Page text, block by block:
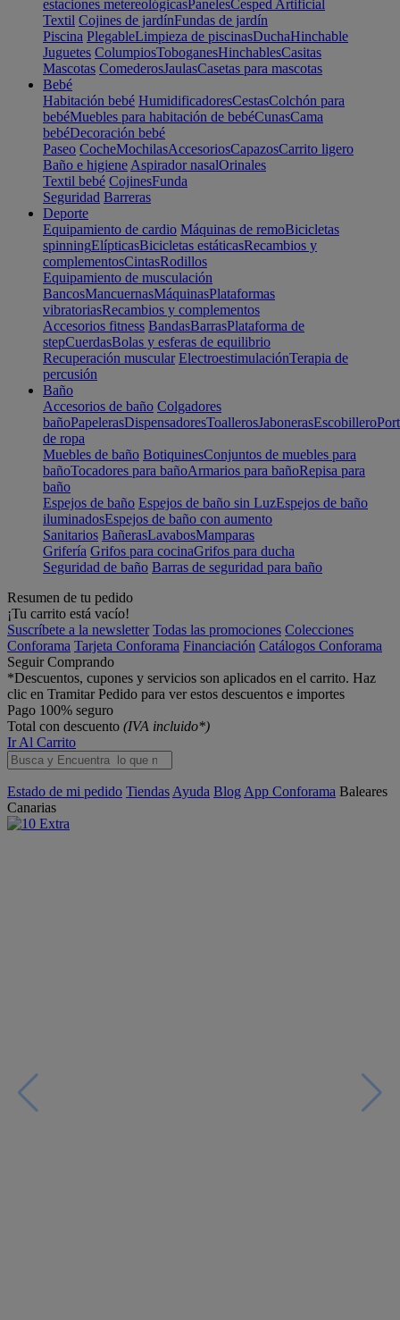
estaciones metereológicasPanelesCesped Artificial
Textil Cojines de jardínFundas de jardín
Piscina PlegableLimpieza de piscinasDuchaHinchable
Juguetes ColumpiosToboganesHinchablesCasitas
Mascotas ComederosJaulasCasetas para mascotas
Bebé
Habitación bebé HumidificadoresCestasColchón para
bebéMuebles para habitación de bebéCunasCama
bebéDecoración bebé
Paseo CocheMochilasAccesoriosCapazosCarrito ligero
Baño e higiene Aspirador nasalOrinales
Textil bebé CojinesFunda
Seguridad Barreras
Deporte
Equipamiento de cardio Máquinas de remoBicicletas
spinningElípticasBicicletas estáticasRecambios y
complementosCintasRodillos
Equipamiento de musculación
BancosMancuernasMáquinasPlataformas
vibratoriasRecambios y complementos
Accesorios fitness BandasBarrasPlataforma de
stepCuerdasBolas y esferas de equilibrio
Recuperación muscular ElectroestimulaciónTerapia de
percusión
Baño
Accesorios de baño Colgadores
bañoPapelerasDispensadoresToallerosJabonerasEscobillero
de ropa
Muebles de baño BotiquinesConjuntos de muebles para
bañoTocadores para bañoArmarios para bañoRepisa para
baño
Espejos de baño Espejos de baño sin LuzEspejos de baño
iluminadosEspejos de baño con aumento
Sanitarios BañerasLavabosMamparas
Grifería Grifos para cocinaGrifos para ducha
Seguridad de baño Barras de seguridad para baño
Resumen de tu pedido
¡Tu carrito está vacío!
Suscríbete a la newsletter Todas las promociones Colecciones
Conforama Tarjeta Conforama Financiación Catálogos Conforama
Seguir Comprando
*Descuentos, cupones y servicios son aplicados en el carrito. Haz
clic en Tramitar Pedido para ver estos descuentos e importes
Pago 100% seguro
Total con descuento (IVA incluido*)
Ir Al Carrito
Estado de mi pedido Tiendas Ayuda Blog App Conforama Baleares
Canarias